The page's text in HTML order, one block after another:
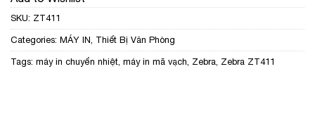
SKU: ZT411
Categories: MÁY IN Thiết Bị Văn Phòng
Tags: máy in chuyển nhiệt máy in mã vạch Zebra Zebra ZT411